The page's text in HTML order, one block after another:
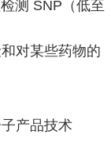
测 SNP（低至
对某些药物的
产品技术